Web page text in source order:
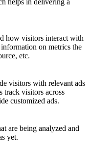
helps in delivering a
how visitors interact with
on metrics the
etc.
visitors with relevant ads
track visitors across
customized ads.
are being analyzed and
yet.